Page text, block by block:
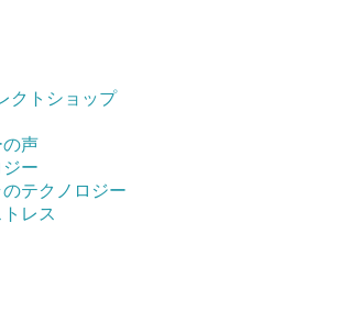
クトショップ
の声
ー
テクノロジー
レス